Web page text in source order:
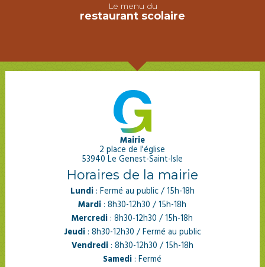
Le menu du
restaurant scolaire
Mairie
2 place de l'église
53940 Le Genest-Saint-Isle
Horaires de la mairie
Lundi: Fermé au public / 15h-18h
Mardi : 8h30-12h30 / 15h-18h
Mercredi : 8h30-12h30 / 15h-18h
Jeudi: 8h30-12h30 / Fermé au public
Vendredi: 8h30-12h30 / 15h-18h
Samedi : Fermé